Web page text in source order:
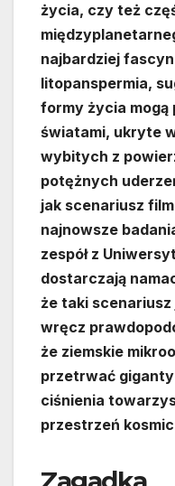
życia, czy też
najbardziej
litopanspermia,
formy życia mogą
światami, ukryte
wybitych z
potężnych
jak scenariusz
najnowsze
zespół z
dostarczają
że taki
wręcz
że ziemskie
przetrwać
ciśnienia
przestrzeń